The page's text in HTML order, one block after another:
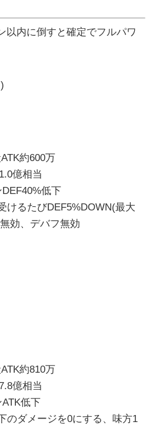
内に倒すと確定でフルパワ
約600万
億相当
低下
けるたびDEF5%DOWN(最大
効、デバフ無効
約810万
億相当
低下
のダメージを0にする、味方1